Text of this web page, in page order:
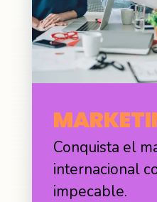
Conquista el
internacional
impecable.